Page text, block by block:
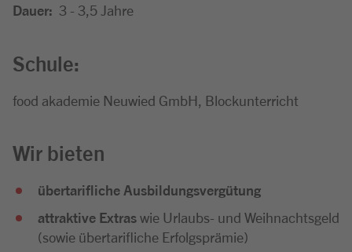
Dauer: 3 - 3,5 Jahre
Schule:
food akademie Neuwied GmbH, Blockunterricht
Wir bieten
übertarifliche Ausbildungsvergütung
attraktive Extraswie Urlaubs- und Weihnachtsgeld
(sowie übertarifliche Erfolgsprämie)